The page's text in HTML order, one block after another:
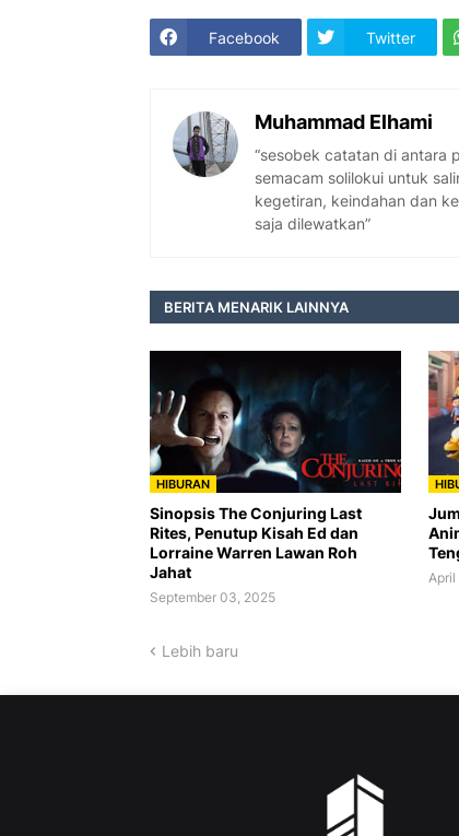
Facebook Twitter
Muhammad Elhami
“sesobek catatan di antara
semacam solilokui untuk
kegetiran, keindahan dan
saja dilewatkan”
BERITA MENARIK LAINNYA
HIBURAN
Sinopsis The Conjuring Last
Rites, Penutup Kisah Ed dan
Lorraine Warren Lawan Roh
Jahat
September 03, 2025
April
Lebih baru